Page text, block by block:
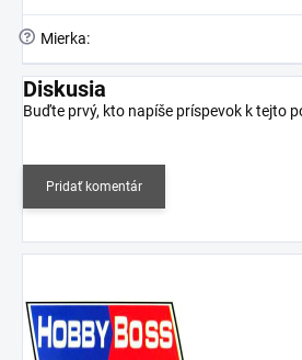
? Mierka:
Diskusia
Buďte prvý, kto napíše príspevok k tejto
Pridať komentár